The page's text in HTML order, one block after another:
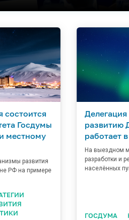
состоится
Госдумы
местному
развития
РФ на примере
развитию
работает
На выездном
разработки и
населённых
ГОСДУМА